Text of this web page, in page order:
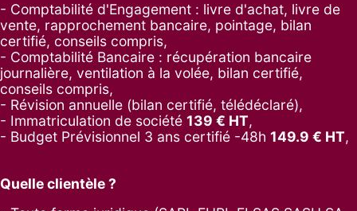
- Comptabilité d'Engagement : livre d'achat, livre de
vente, rapprochement bancaire, pointage, bilan
certifié, conseils compris,
- Comptabilité Bancaire : récupération bancaire
journalière, ventilation à la volée, bilan certifié,
conseils compris,
- Révision annuelle (bilan certifié, télédéclaré),
- Immatriculation de société 139 € HT,
- Budget Prévisionnel 3 ans certifié -48h 149.9 € HT,
Quelle clientèle ?